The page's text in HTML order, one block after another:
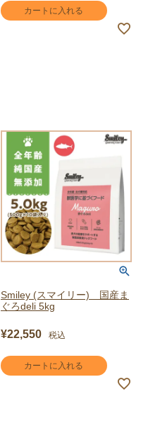
カートに入れる
Smiley (スマイリー) 国産ま
ぐろdeli 5kg
¥22,550 税込
カートに入れる